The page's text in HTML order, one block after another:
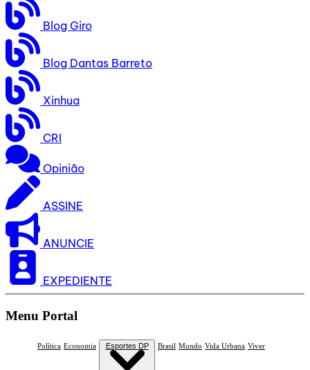
Blog Giro
Blog Dantas Barreto
Xinhua
CRI
Opinião
ASSINE
ANUNCIE
EXPEDIENTE
Menu Portal
Política Economia Esportes DP Brasil Mundo Vida Urbana Viver